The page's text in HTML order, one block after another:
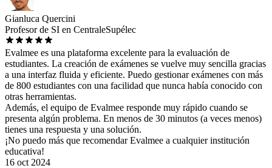
Gianluca Quercini
Profesor de SI en CentraleSupélec
Evalmee es una plataforma excelente para la evaluación de
estudiantes. La creación de exámenes se vuelve muy sencilla gracias
a una interfaz fluida y eficiente. Puedo gestionar exámenes con más
de 800 estudiantes con una facilidad que nunca había conocido con
otras herramientas.
Además, el equipo de Evalmee responde muy rápido cuando se
presenta algún problema. En menos de 30 minutos (a veces menos)
tienes una respuesta y una solución.
¡No puedo más que recomendar Evalmee a cualquier institución
educativa!
16 oct 2024